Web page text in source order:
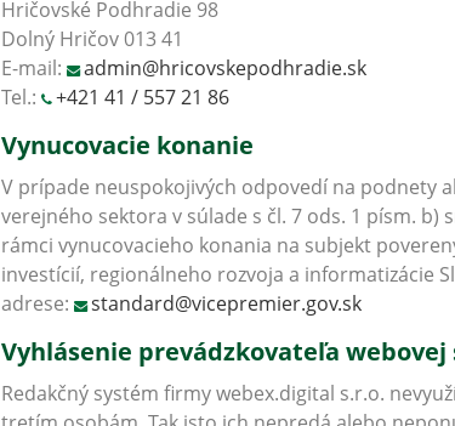
Hričovské Podhradie 98
Dolný Hričov 013 41
E-mail:
admin@hricovskepodhradie.sk
Tel.:
+421 41 / 557 21 86
Vynucovacie konanie
V prípade neuspokojivých odpovedí na podnety
verejného sektora v súlade s čl. 7 ods. 1 písm.
rámci vynucovacieho konania na subjekt
investícií, regionálneho rozvoja a informatizácie
adrese:
standard@vicepremier.gov.sk
Vyhlásenie prevádzkovateľa
Redakčný systém firmy webex.digital s.r.o.